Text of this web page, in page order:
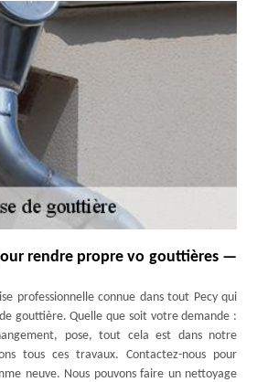
rendre propre vo gouttières —
professionnelle connue dans tout Pecy qui
gouttière. Quelle que soit votre demande :
pose, tout cela est dans notre
tous ces travaux. Contactez-nous pour
neuve. Nous pouvons faire un nettoyage